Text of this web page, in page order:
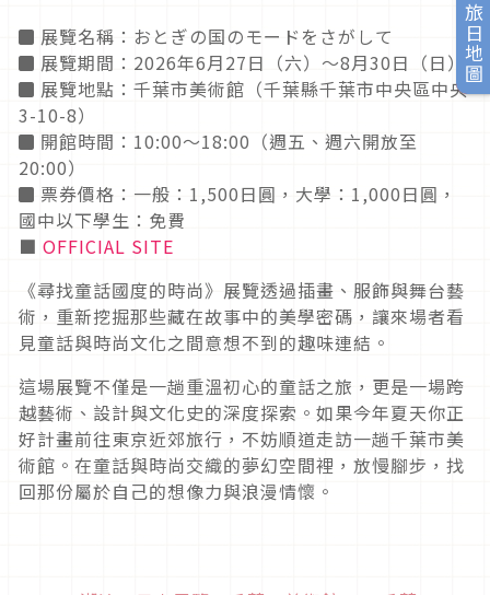
旅日地圖
◼︎ 展覽名稱：おとぎの国のモードをさがして
◼︎ 展覽期間：2026年6月27日（六）～8月30日（日）
◼︎ 展覽地點：千葉市美術館（千葉縣千葉市中央區中央
3-10-8）
◼︎ 開館時間：10:00～18:00（週五、週六開放至
20:00）
◼︎ 票券價格：一般：1,500日圓，大學：1,000日圓，
國中以下學生：免費
■ OFFICIAL SITE
《尋找童話國度的時尚》展覽透過插畫、服飾與舞台藝
術，重新挖掘那些藏在故事中的美學密碼，讓來場者看
見童話與時尚文化之間意想不到的趣味連結。
這場展覽不僅是一趟重溫初心的童話之旅，更是一場跨
越藝術、設計與文化史的深度探索。如果今年夏天你正
好計畫前往東京近郊旅行，不妨順道走訪一趟千葉市美
術館。在童話與時尚交織的夢幻空間裡，放慢腳步，找
回那份屬於自己的想像力與浪漫情懷。